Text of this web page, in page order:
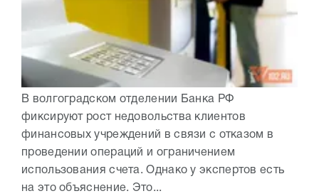
В волгоградском отделении Банка РФ
фиксируют рост недовольства клиентов
финансовых учреждений в связи с отказом в
проведении операций и ограничением
использования счета. Однако у экспертов есть
на это объяснение. Это...